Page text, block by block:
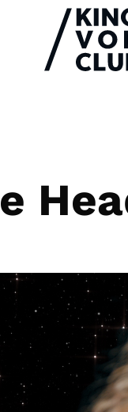
Events
So geht’s
&